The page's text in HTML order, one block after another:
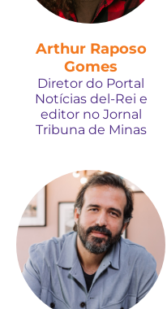
Arthur Raposo
Gomes
Diretor do Portal
Notícias del-Rei e
editor no Jornal
Tribuna de Minas